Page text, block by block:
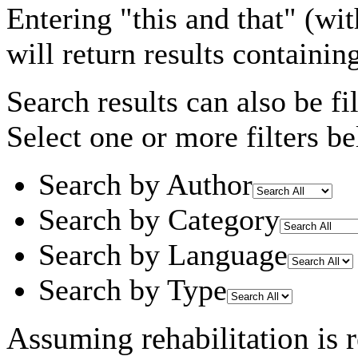
Entering "this and that"
will return results
Search results can also be
Select one or more filters
Search by Author
Search by Category
Search by Language
Search by Type
Assuming rehabilitation is